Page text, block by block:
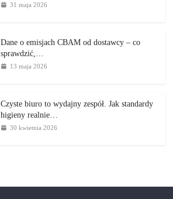
31 maja 2026
Dane o emisjach CBAM od dostawcy – co
sprawdzić,…
13 maja 2026
Czyste biuro to wydajny zespół. Jak standardy
higieny realnie…
30 kwietnia 2026